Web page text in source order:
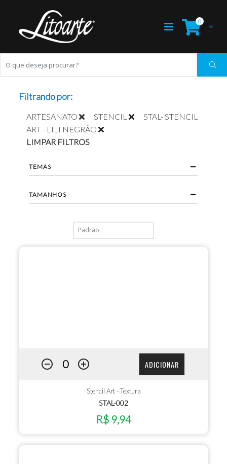
0
ADICIONAR
Stencil Art - Textura
STAL-002
R$ 9,94
Filtrando por:
ARTESANATO STENCIL
STAL- STENCIL
ART - LILI NEGRÃO
LIMPAR FILTROS
TEMAS
TAMANHOS